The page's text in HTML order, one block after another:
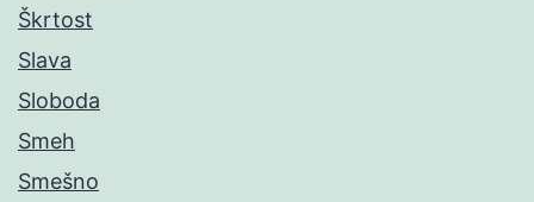
Škrtost
Slava
Sloboda
Smeh
Smešno